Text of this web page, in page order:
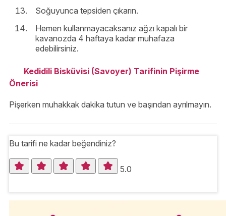
Soğuyunca tepsiden çıkarın.
Hemen kullanmayacaksanız ağzı kapalı bir
kavanozda 4 haftaya kadar muhafaza
edebilirsiniz.
Kedidili Bisküvisi (Savoyer) Tarifinin Pişirme
Önerisi
Pişerken muhakkak dakika tutun ve başından ayrılmayın.
Bu tarifi ne kadar beğendiniz?
5.0